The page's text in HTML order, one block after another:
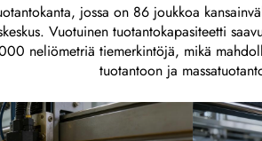
jossa on 86 joukkoa
Vuotuinen tuotantokapasiteetti
neliömetriä tiemerkintöjä, mikä
tuotantoon ja